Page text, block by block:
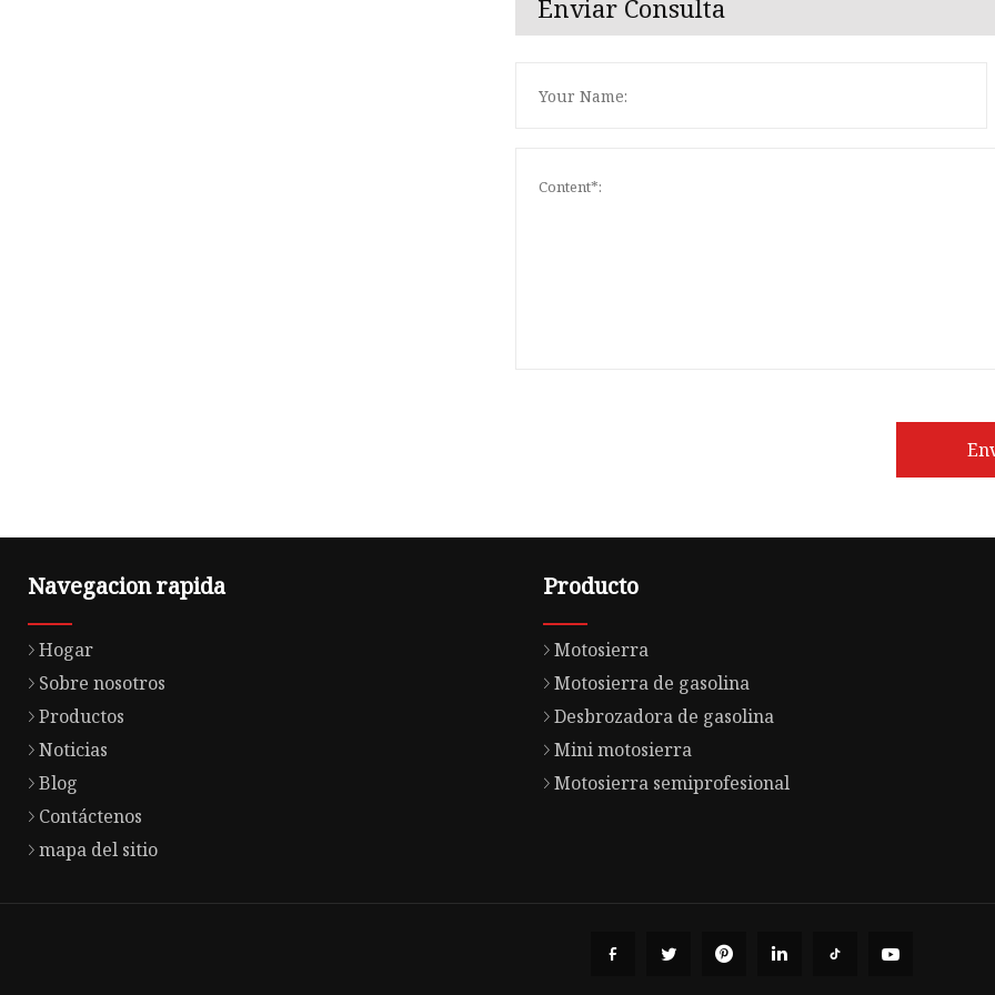
Enviar Consulta
Navegacion rapida
Hogar
Sobre nosotros
Productos
Noticias
Blog
Contáctenos
mapa del sitio
Producto
Motosierra
Motosierra de gasolina
Desbrozadora de gasolina
Mini motosierra
Motosierra semiprofesional